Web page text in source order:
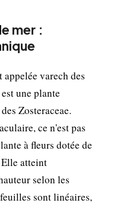
mer :
varech des
une plante
Zosteraceae.
ce n'est pas
à fleurs dotée de
atteint
selon les
sont linéaires,